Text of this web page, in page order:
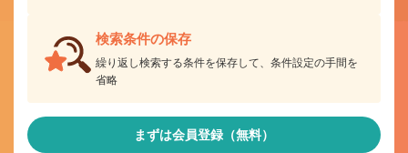
検索条件の保存
繰り返し検索する条件を保存して、条件設定の手間を
省略
まずは会員登録（無料）